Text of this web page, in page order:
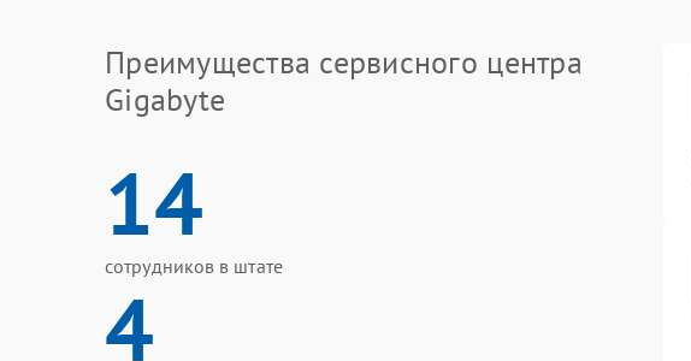
модулей
Преимущества сервисного центра
Gigabyte
14
сотрудников в штате
4